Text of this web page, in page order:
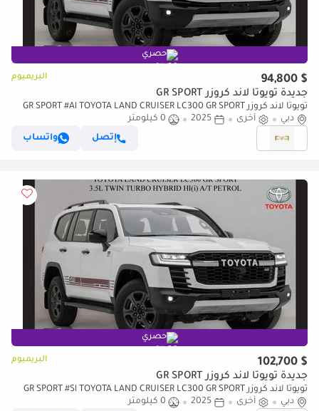
حصري
$ 94,800 البريميوم
جديدة تويوتا لاند كروزر GR SPORT
تويوتا لاند كروزر GR SPORT #Al TOYOTA LAND CRUISER LC300 GR SPORT
3.5L TWIN TURBO HI(i) A/T PTR Only export
دبي أخرى 2025
0 كيلومتر
إتصل
واتساب
حصري
$ 102,700 البريميوم
جديدة تويوتا لاند كروزر GR SPORT
تويوتا لاند كروزر GR SPORT #Sl TOYOTA LAND CRUISER LC300 GR SPORT
3.5L TWIN TURBO HYBRID HI(i) A/T PTR Only Export
دبي أخرى 2025
0 كيلومتر